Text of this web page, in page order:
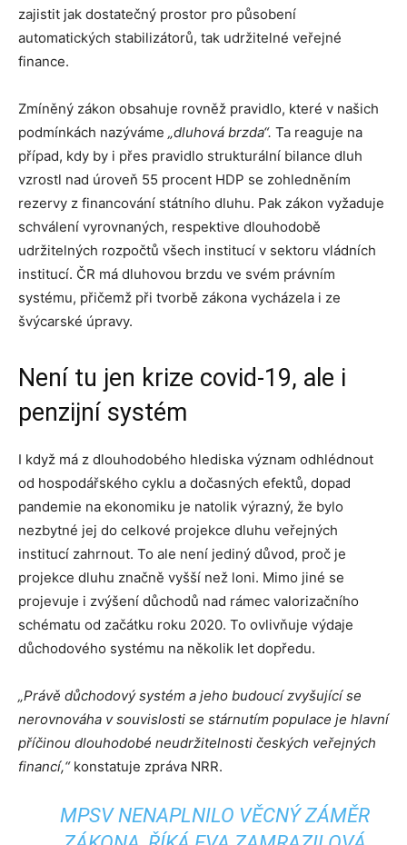
zajistit jak dostatečný prostor pro působení
automatických stabilizátorů, tak udržitelné veřejné
finance.
Zmíněný zákon obsahuje rovněž pravidlo, které v našich
podmínkách nazýváme „dluhová brzda“. Ta reaguje na
případ, kdy by i přes pravidlo strukturální bilance dluh
vzrostl nad úroveň 55 procent HDP se zohledněním
rezervy z financování státního dluhu. Pak zákon vyžaduje
schválení vyrovnaných, respektive dlouhodobě
udržitelných rozpočtů všech institucí v sektoru vládních
institucí. ČR má dluhovou brzdu ve svém právním
systému, přičemž při tvorbě zákona vycházela i ze
švýcarské úpravy.
Není tu jen krize covid-19, ale i
penzijní systém
I když má z dlouhodobého hlediska význam odhlédnout
od hospodářského cyklu a dočasných efektů, dopad
pandemie na ekonomiku je natolik výrazný, že bylo
nezbytné jej do celkové projekce dluhu veřejných
institucí zahrnout. To ale není jediný důvod, proč je
projekce dluhu značně vyšší než loni. Mimo jiné se
projevuje i zvýšení důchodů nad rámec valorizačního
schématu od začátku roku 2020. To ovlivňuje výdaje
důchodového systému na několik let dopředu.
„Právě důchodový systém a jeho budoucí zvyšující se
nerovnováha v souvislosti se stárnutím populace je hlavní
příčinou dlouhodobé neudržitelnosti českých veřejných
financí,“konstatuje zpráva NRR.
MPSV NENAPLNILO VĚCNÝ ZÁMĚR